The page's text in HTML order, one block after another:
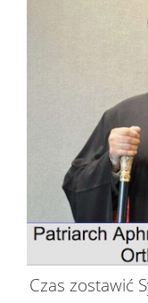
Czas zostawić